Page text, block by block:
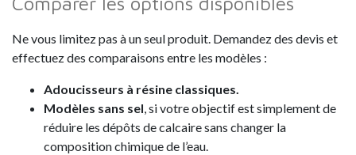
Ne vous limitez pas à un seul produit. Demandez des devis et
effectuez des comparaisons entre les modèles :
Adoucisseurs à résine classiques.
Modèles sans sel, si votre objectif est simplement de
réduire les dépôts de calcaire sans changer la
composition chimique de l’eau.